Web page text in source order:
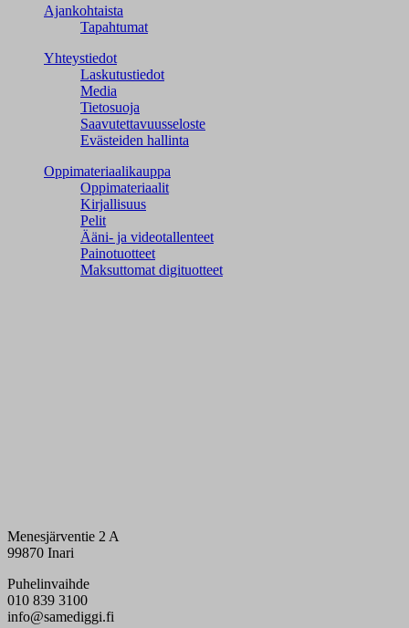
Ajankohtaista
Tapahtumat
Yhteystiedot
Laskutustiedot
Media
Tietosuoja
Saavutettavuusseloste
Evästeiden hallinta
Oppimateriaalikauppa
Oppimateriaalit
Kirjallisuus
Pelit
Ääni- ja videotallenteet
Painotuotteet
Maksuttomat digituotteet
Menesjärventie 2 A
99870 Inari
Puhelinvaihde
010 839 3100
info@samediggi.fi